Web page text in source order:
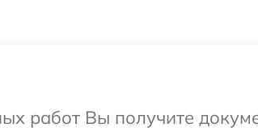
работ Вы получите